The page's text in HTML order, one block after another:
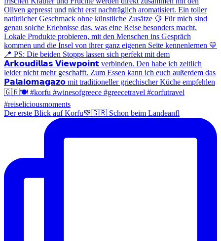
Der erste Blick auf Korfu💚🇬🇷 Schon beim Landeanfl